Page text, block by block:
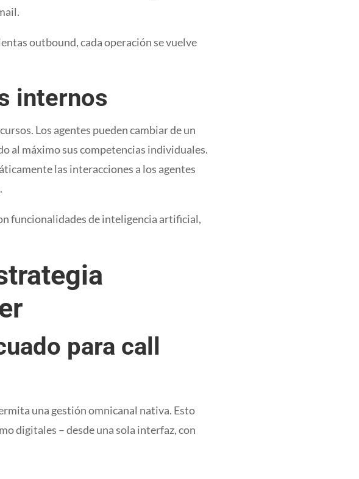
outbound, cada operación se vuelve
internos
Los agentes pueden cambiar de un
al máximo sus competencias individuales.
las interacciones a los agentes
funcionalidades de inteligencia artificial,
para call
una gestión omnicanal nativa. Esto
digitales – desde una sola interfaz, con